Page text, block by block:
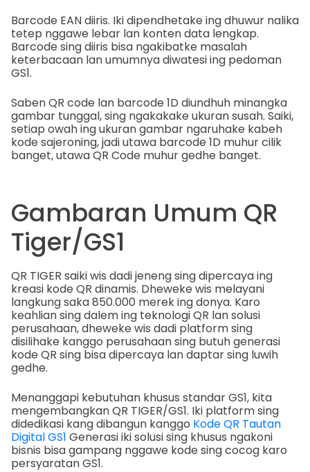
Barcode EAN diiris. Iki dipendhetake ing dhuwur nalika
tetep nggawe lebar lan konten data lengkap.
Barcode sing diiris bisa ngakibatke masalah
keterbacaan lan umumnya diwatesi ing pedoman
GS1.
Saben QR code lan barcode 1D diundhuh minangka
gambar tunggal, sing ngakakake ukuran susah. Saiki,
setiap owah ing ukuran gambar ngaruhake kabeh
kode sajeroning, jadi utawa barcode 1D muhur cilik
banget, utawa QR Code muhur gedhe banget.
Gambaran Umum QR
Tiger/GS1
QR TIGER saiki wis dadi jeneng sing dipercaya ing
kreasi kode QR dinamis. Dheweke wis melayani
langkung saka 850.000 merek ing donya. Karo
keahlian sing dalem ing teknologi QR lan solusi
perusahaan, dheweke wis dadi platform sing
disilihake kanggo perusahaan sing butuh generasi
kode QR sing bisa dipercaya lan daptar sing luwih
gedhe.
Menanggapi kebutuhan khusus standar GS1, kita
mengembangkan QR TIGER/GS1. Iki platform sing
didedikasi kang dibangun kanggo Kode QR Tautan
Digital GS1 Generasi iki solusi sing khusus ngakoni
bisnis bisa gampang nggawe kode sing cocog karo
persyaratan GS1.